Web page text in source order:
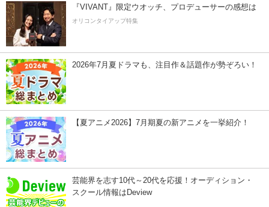
『VIVANT』限定ウオッチ、プロデューサーの感想は
オリコンタイアップ特集
2026年7月夏ドラマも、注目作＆話題作が勢ぞろい！
【夏アニメ2026】7月期夏の新アニメを一挙紹介！
芸能界を志す10代～20代を応援！オーディション・
スクール情報はDeview